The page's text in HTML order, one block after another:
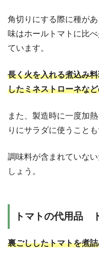
角切りにする際に種が
味はホールトマトに比
ています。
長く火を入れる煮込み
したミネストローネな
また、製造時に一度加
りにサラダに使うことも
調味料が含まれていな
しょう。
トマトの代用品
裏ごししたトマトを煮